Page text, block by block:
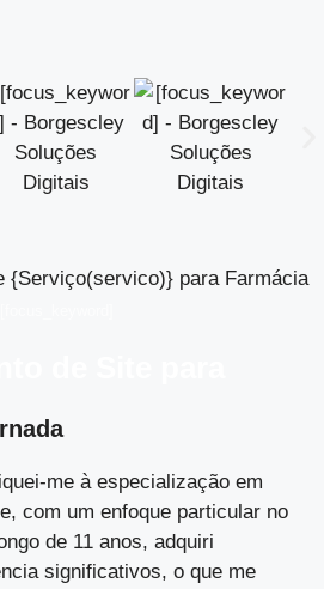
me à especialização em
com um enfoque particular no
de 11 anos, adquiri
significativos, o que me